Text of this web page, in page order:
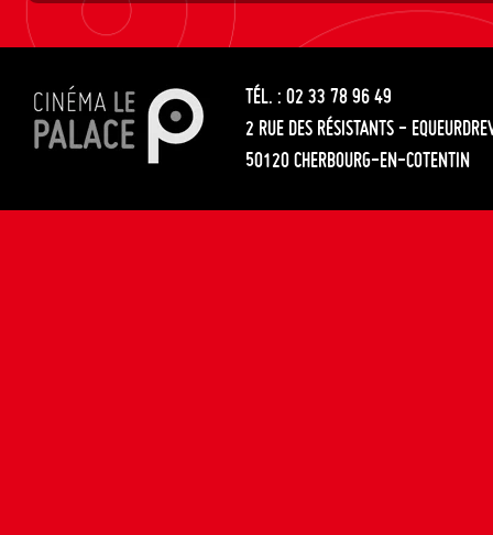
TÉL. : 02 33 78 96 49
2 RUE DES RÉSISTANTS -
50120 CHERBOURG-EN-COTENTIN